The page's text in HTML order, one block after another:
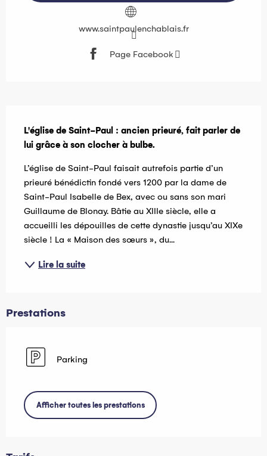
www.saintpaulenchablais.fr
Page Facebook
L'église de Saint-Paul : ancien prieuré, fait parler de
lui grâce à son clocher à bulbe.
L’église de Saint-Paul faisait autrefois partie d’un
prieuré bénédictin fondé vers 1200 par la dame de
Saint-Paul Isabelle de Bex, avec ou sans son mari
Guillaume de Blonay. Bâtie au XIIIe siècle, elle a
accueilli les dépouilles de cette dynastie jusqu’au XIXe
siècle ! La « Maison des sœurs », du...
Lire la suite
Prestations
Parking
Afficher toutes les prestations